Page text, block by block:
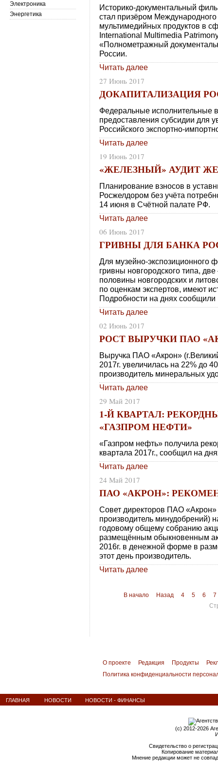
Историко-документальный
стал призёром
мультимедийных продуктов в
International Multimedia
«Полнометражный
России.
Читать далее
27 Июнь 2017
ДОКАПИТАЛИЗАЦИЯ
Федеральные исполнительные
предоставления субсидии для
Российского экспортно-
Читать далее
19 Июнь 2017
«ЖЕЛЕЗНЫЙ» АУДИТ
Планирование взносов в
Росжелдором без учёта
14 июня в Счётной палате РФ.
Читать далее
06 Июнь 2017
ГРИВНЫ ДЛЯ БАНКА
Для музейно-экспозиционного
гривны новгородского типа,
половины новгородских и
по оценкам экспертов, имеют
Подробности на днях
Читать далее
02 Июнь 2017
РОСТ ВЫРУЧКИ ПАО
Выручка ПАО «Акрон»
2017г. увеличилась на 22% до
производитель минеральных
Читать далее
29 Май 2017
1-Й КВАРТАЛ:
«ГАЗПРОМ НЕФТИ»
«Газпром нефть» получила
квартала 2017г., сообщил на
Читать далее
24 Май 2017
ПАО «АКРОН»:
Совет директоров ПАО «Акрон»
производитель минудобрений)
годовому общему собранию
размещённым обыкновенным
2016г. в денежной форме в
этот день производитель.
Читать далее
В начало Назад 4 5 6
7
Электроника
Энергетика
О проекте Редакция Продукты
Политика конфиденциальности
ГЛАВНАЯ НОВОСТИ НОВОСТИ - ФИНАНСЫ
(c) 2012-2026
Свидетельство о
Копирование
Мнение редакции может не